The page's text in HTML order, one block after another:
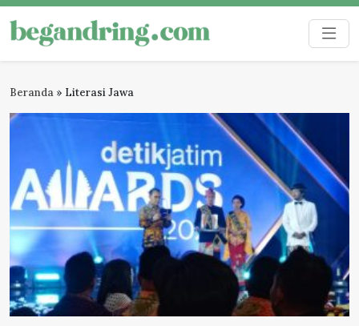
Skip
to
content
Begandring
Menjaga ingatan untuk masa depan
Beranda » Literasi Jawa